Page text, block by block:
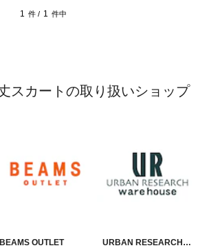
1 件 / 1 件中
スカートの取り扱いショップ
BEAMS OUTLET
URBAN RESEARCH